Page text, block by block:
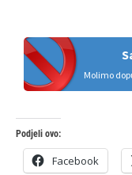
Molimo
Podjeli ovo:
Facebook